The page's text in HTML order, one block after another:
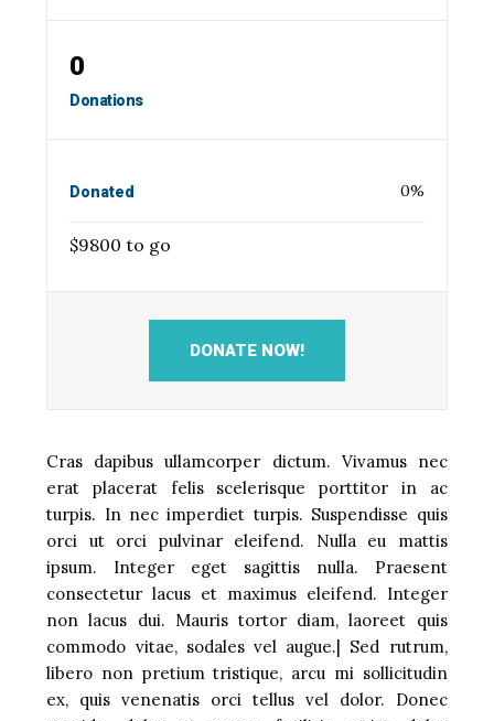
0
Donations
Donated 0%
$9800 to go
DONATE NOW!
Cras dapibus ullamcorper dictum. Vivamus nec
erat placerat felis scelerisque porttitor in ac
turpis. In nec imperdiet turpis. Suspendisse quis
orci ut orci pulvinar eleifend. Nulla eu mattis
ipsum. Integer eget sagittis nulla. Praesent
consectetur lacus et maximus eleifend. Integer
non lacus dui. Mauris tortor diam, laoreet quis
commodo vitae, sodales vel augue.| Sed rutrum,
libero non pretium tristique, arcu mi sollicitudin
ex, quis venenatis orci tellus vel dolor. Donec